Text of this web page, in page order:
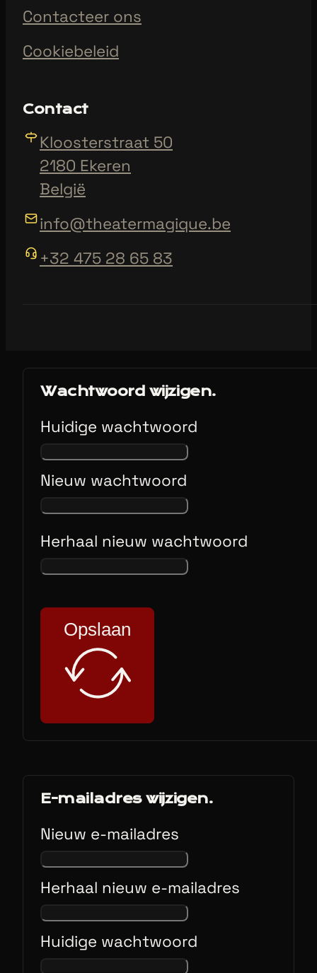
Contacteer ons
Cookiebeleid
Contact
Kloosterstraat 50
2180 Ekeren
België
info@theatermagique.be
+32 475 28 65 83
Wachtwoord wijzigen.
Huidige wachtwoord
Nieuw wachtwoord
Herhaal nieuw wachtwoord
Opslaan
E-mailadres wijzigen.
Nieuw e-mailadres
Herhaal nieuw e-mailadres
Huidige wachtwoord